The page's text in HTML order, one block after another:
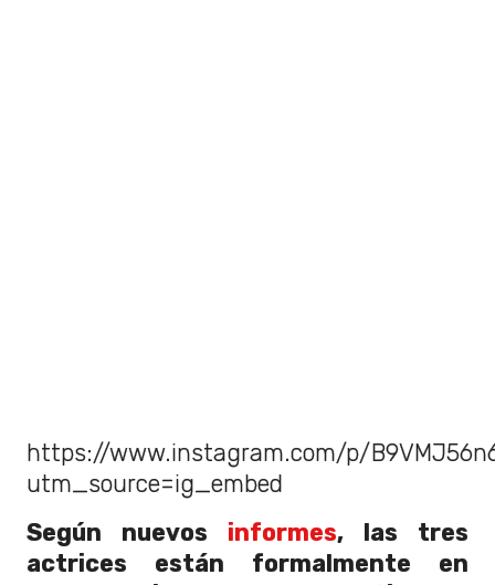
https://www.instagram.com/p/
utm_source=ig_embed
Según nuevos informes, las tres
actrices están formalmente en